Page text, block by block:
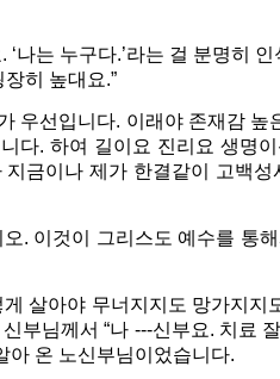
나는 누구다.’라는 걸 분명히
히 높대요.”
우선입니다. 이래야 존재감 높
다. 하여 길이요 진리요 생명이
금이나 제가 한결같이 고백성
. 이것이 그리스도 예수를 통해
살아야 무너지지도 망가지지
부님께서 “나 ---신부요. 치료
아 온 노신부님이었습니다.